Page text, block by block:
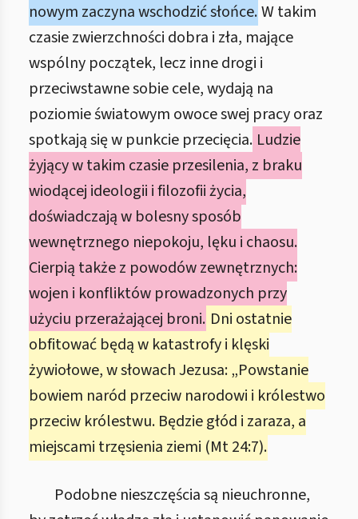
nowym zaczyna wschodzić słońce.W takim
czasie zwierzchności dobra i zła, mające
wspólny początek, lecz inne drogi i
przeciwstawne sobie cele, wydają na
poziomie światowym owoce swej pracy oraz
spotkają się w punkcie przecięcia. Ludzie
żyjący w takim czasie przesilenia, z braku
wiodącej ideologii i filozofii życia,
doświadczają w bolesny sposób
wewnętrznego niepokoju, lęku i chaosu.
Cierpią także z powodów zewnętrznych:
wojen i konfliktów prowadzonych przy
użyciu przerażającej broni. Dni ostatnie
obfitować będą w katastrofy i klęski
żywiołowe, w słowach Jezusa: „Powstanie
bowiem naród przeciw narodowi i królestwo
przeciw królestwu. Będzie głód i zaraza, a
miejscami trzęsienia ziemi (Mt 24:7).
Podobne nieszczęścia są nieuchronne,